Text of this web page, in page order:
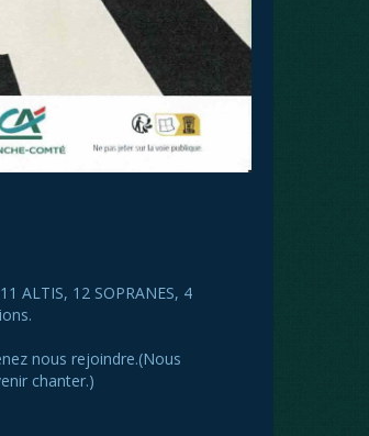
ALTIS, 12 SOPRANES, 4
nous rejoindre.(Nous
chanter.)